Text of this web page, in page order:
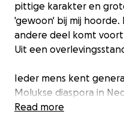
pittige karakter en
'gewoon' bij mij hoorde.
andere deel komt
Uit een
Ieder mens kent
Molukse diaspora in
jaar nog steeds
Read more